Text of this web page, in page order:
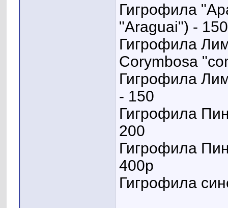
Гигрофила
"Araguai") - 150
Гигрофила
Corymbosa
Гигрофила
- 150
Гигрофила
200
Гигрофила
400р
Гигрофила